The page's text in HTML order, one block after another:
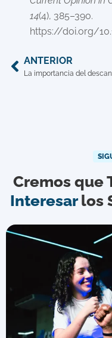
14(4), 385–390.
https://doi.org/
ANTERIOR
Cremos que
Interesarlos